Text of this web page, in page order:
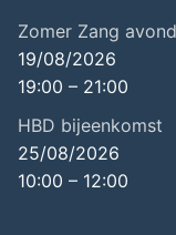
Zomer Zang avond
19/08/2026
19:00 – 21:00
HBD bijeenkomst
25/08/2026
10:00 – 12:00